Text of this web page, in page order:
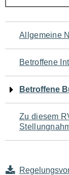
für
den
Allgemeine
Betroffene
Betroffene
Zu diesem